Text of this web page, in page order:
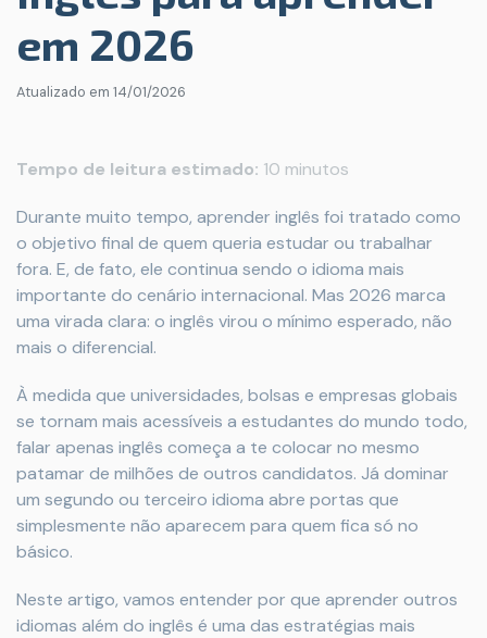
em 2026
Atualizado em 14/01/2026
Tempo de leitura estimado: 10 minutos
Durante muito tempo, aprender inglês foi tratado como
o objetivo final de quem queria estudar ou trabalhar
fora. E, de fato, ele continua sendo o idioma mais
importante do cenário internacional. Mas 2026 marca
uma virada clara: o inglês virou o mínimo esperado, não
mais o diferencial.
À medida que universidades, bolsas e empresas globais
se tornam mais acessíveis a estudantes do mundo todo,
falar apenas inglês começa a te colocar no mesmo
patamar de milhões de outros candidatos. Já dominar
um segundo ou terceiro idioma abre portas que
simplesmente não aparecem para quem fica só no
básico.
Neste artigo, vamos entender por que aprender outros
idiomas além do inglês é uma das estratégias mais